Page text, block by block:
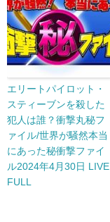
エリートパイロット・
スティーブンを殺した
犯人は誰？衝撃丸秘フ
ァイル/世界が騒然本当
にあった秘衝撃ファイ
ル2024年4月30日 LIVE
FULL